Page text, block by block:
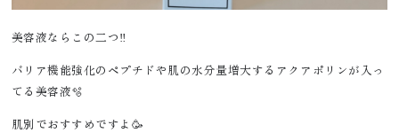
美容液ならこの二つ‼️
バリア機能強化のペプチドや肌の水分量増大するアクアポリンが入っ
てる美容液🫧
肌別でおすすめですよ🥳